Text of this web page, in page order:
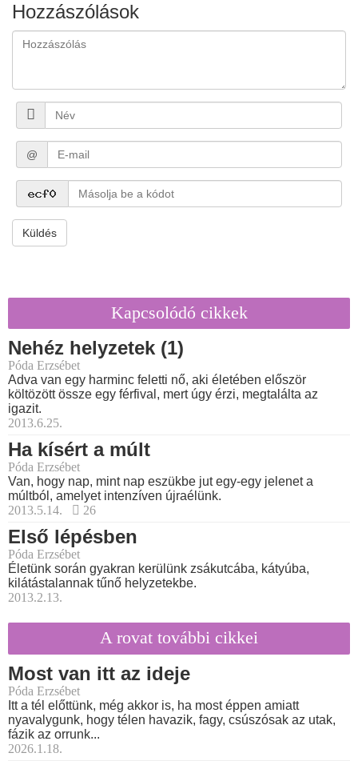
Hozzászólások
@
Küldés
Kapcsolódó cikkek
Nehéz helyzetek (1)
Póda Erzsébet
Adva van egy harminc feletti nő, aki életében először
költözött össze egy férfival, mert úgy érzi, megtalálta az
igazit.
2013.6.25.
Ha kísért a múlt
Póda Erzsébet
Van, hogy nap, mint nap eszükbe jut egy-egy jelenet a
múltból, amelyet intenzíven újraélünk.
2013.5.14.
26
Első lépésben
Póda Erzsébet
Életünk során gyakran kerülünk zsákutcába, kátyúba,
kilátástalannak tűnő helyzetekbe.
2013.2.13.
A rovat további cikkei
Most van itt az ideje
Póda Erzsébet
Itt a tél előttünk, még akkor is, ha most éppen amiatt
nyavalygunk, hogy télen havazik, fagy, csúszósak az utak,
fázik az orrunk...
2026.1.18.